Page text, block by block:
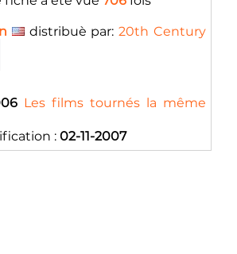
distribuè par:20th Century
Les films tournés la même
: 02-11-2007